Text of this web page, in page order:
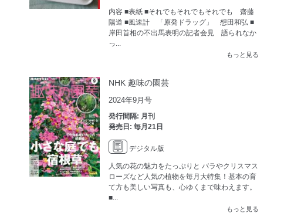
内容 ■表紙 ■それでもそれでもそれでも 齋藤
陽道 ■風速計 「原発ドラッグ」 想田和弘 ■
岸田首相の不出馬表明の記者会見 語られなか
っ...
もっと見る
NHK 趣味の園芸
2024年9月号
発行間隔: 月刊
発売日: 毎月21日
デジタル版
人気の花の魅力をたっぷりと バラやクリスマス
ローズなど人気の植物を毎月大特集！基本の育
て方も美しい写真も、心ゆくまで味わえます。
■...
もっと見る